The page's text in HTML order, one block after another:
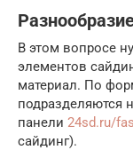
В этом вопросе
элементов
материал. По
подразделяются
панели 24sd.ru/
сайдинг).